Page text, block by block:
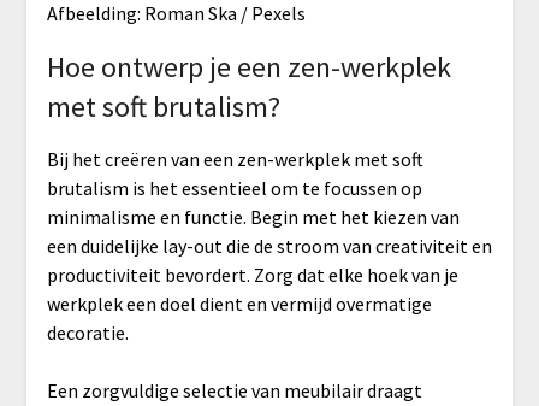
Afbeelding: Roman Ska / Pexels
Hoe ontwerp je een zen-werkplek
met soft brutalism?
Bij het creëren van een zen-werkplek met soft
brutalism is het essentieel om te focussen op
minimalisme en functie. Begin met het kiezen van
een duidelijke lay-out die de stroom van creativiteit en
productiviteit bevordert. Zorg dat elke hoek van je
werkplek een doel dient en vermijd overmatige
decoratie.
Een zorgvuldige selectie van meubilair draagt